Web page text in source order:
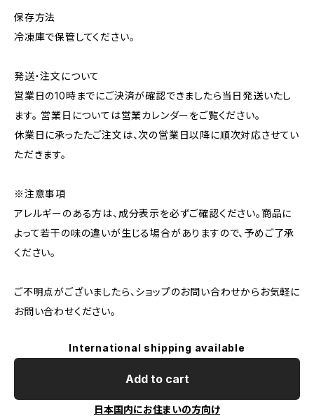
保存方法
冷凍庫で保管してください。
発送・注文について
営業日の10時までにご決済が確認できましたら当日発送いたし
ます。 営業日については営業カレンダーをご覧ください。
休業日に承ったたご注文は、次の営業日以降に順次対応させてい
ただきます。
※注意事項
アレルギーのある方は、成分表示を必ずご確認ください。商品に
よって若干の味の違いが生じる場合がありますので、予めご了承
ください。
ご不明点がございましたら、ショップのお問い合わせからお気軽に
お問い合わせください。
International shipping available
Add to cart
日本国内にお住まいの方向け